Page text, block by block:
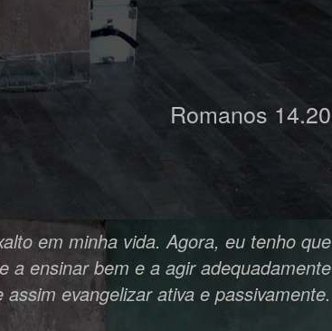
Romanos 14.20
em minha vida. Agora, eu tenho que
a ensinar bem e a agir adequadamente
evangelizar ativa e passivamente.